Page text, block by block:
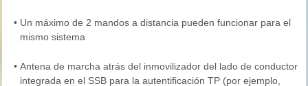
• Un máximo de 2 mandos a distancia pueden funcionar para el
mismo sistema
• Antena de marcha atrás del inmovilizador del lado de conductor
integrada en el SSB para la autentificación TP (por ejemplo,